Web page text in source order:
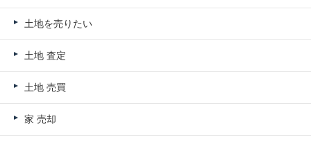
土地を売りたい
土地 査定
土地 売買
家 売却